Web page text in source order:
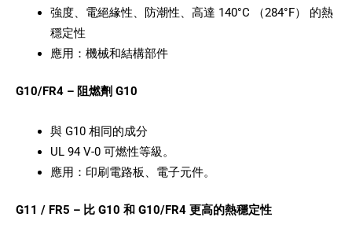
強度、電絕緣性、防潮性、高達 140°C （284°F） 的熱
穩定性
應用：機械和結構部件
G10/FR4 – 阻燃劑 G10
與 G10 相同的成分
UL 94 V-0 可燃性等級。
應用：印刷電路板、電子元件。
G11 / FR5 – 比 G10 和 G10/FR4 更高的熱穩定性